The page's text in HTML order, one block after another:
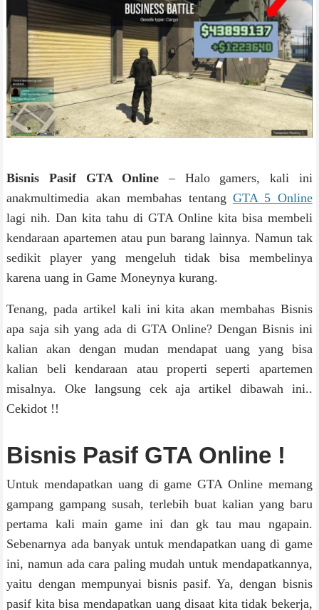
Bisnis Pasif GTA Online – Halo gamers, kali ini
anakmultimedia akan membahas tentang GTA 5 Online
lagi nih. Dan kita tahu di GTA Online kita bisa membeli
kendaraan apartemen atau pun barang lainnya. Namun tak
sedikit player yang mengeluh tidak bisa membelinya
karena uang in Game Moneynya kurang.
Tenang, pada artikel kali ini kita akan membahas Bisnis
apa saja sih yang ada di GTA Online? Dengan Bisnis ini
kalian akan dengan mudan mendapat uang yang bisa
kalian beli kendaraan atau properti seperti apartemen
misalnya. Oke langsung cek aja artikel dibawah ini..
Cekidot !!
Bisnis Pasif GTA Online !
Untuk mendapatkan uang di game GTA Online memang
gampang gampang susah, terlebih buat kalian yang baru
pertama kali main game ini dan gk tau mau ngapain.
Sebenarnya ada banyak untuk mendapatkan uang di game
ini, namun ada cara paling mudah untuk mendapatkannya,
yaitu dengan mempunyai bisnis pasif. Ya, dengan bisnis
pasif kita bisa mendapatkan uang disaat kita tidak bekerja,